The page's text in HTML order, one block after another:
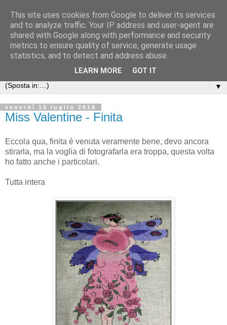
Anna's Needle Art
Quando l'incontro tra un ago ed un filo può creare una
piccola opera d'arte
▼
venerdì 15 luglio 2016
Miss Valentine - Finita
Eccola qua, finita è venuta veramente bene, devo ancora
stirarla, ma la voglia di fotografarla era troppa, questa volta
ho fatto anche i particolari.
Tutta intera
This site uses cookies from Google to deliver its services
and to analyze traffic. Your IP address and user-agent are
shared with Google along with performance and security
metrics to ensure quality of service, generate usage
statistics, and to detect and address abuse.
LEARN MORE GOT IT